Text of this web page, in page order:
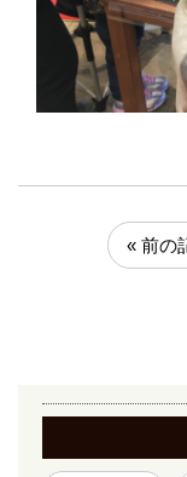
« 前の